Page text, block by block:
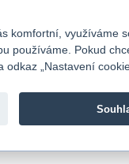
Fio banka
komfortní, využíváme
používáme. Pokud
„Nastavení